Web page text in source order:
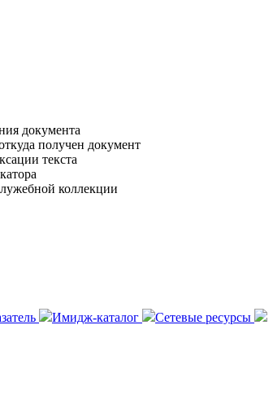
документа
получен документ
текста
коллекции
Имидж-каталог
Сетевые ресурсы